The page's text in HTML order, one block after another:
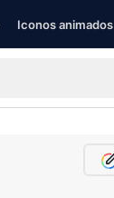
Iconos animados